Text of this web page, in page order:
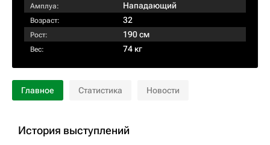
Амплуа: Нападающий
Возраст: 32
Рост: 190 см
Вес: 74 кг
Главное Статистика Новости
История выступлений